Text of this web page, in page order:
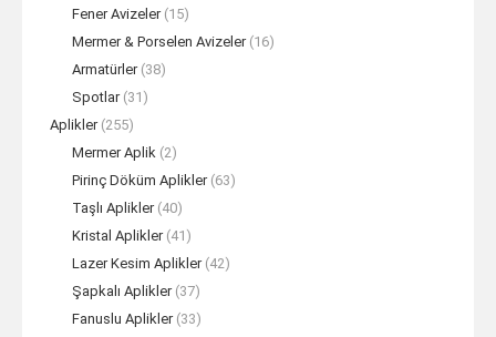
Fener Avizeler (15)
Mermer & Porselen Avizeler (16)
Armatürler (38)
Spotlar (31)
Aplikler (255)
Mermer Aplik (2)
Pirinç Döküm Aplikler (63)
Taşlı Aplikler (40)
Kristal Aplikler (41)
Lazer Kesim Aplikler (42)
Şapkalı Aplikler (37)
Fanuslu Aplikler (33)